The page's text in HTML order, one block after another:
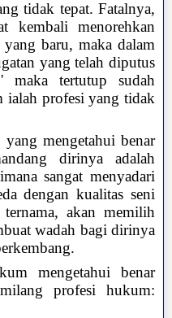
tidak tepat. Fatalnya,
kembali menorehkan
baru, maka dalam
yang telah diputus
maka tertutup sudah
ialah profesi yang tidak
mengetahui benar
dirinya adalah
sangat menyadari
dengan kualitas seni
akan memilih
wadah bagi dirinya
mengetahui benar
profesi hukum: